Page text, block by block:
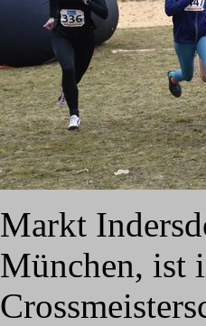
Markt
München, ist